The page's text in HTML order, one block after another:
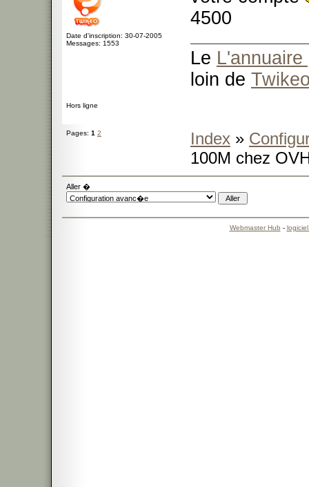
Date d'inscription: 30-07-2005
Messages: 1553
4500
Le L'annuaire
loin de
Hors ligne
Pages: 1 2 Index »
100M chez
Aller �
Webmaster Hub -